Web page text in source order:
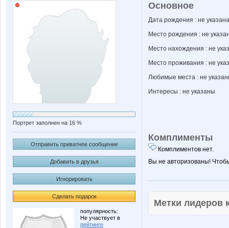
Портрет заполнен на 16 %
Отправить приватное сообщение
Добавить в друзья
Игнорировать
Сделать подарок
популярность:
Не участвует в
рейтинге
Основное
Дата рождения : не указана
Место рождения : не
Место нахождения : не
Место проживания : не
Любимые места : не
Интересы : не указаны
Комплименты
Комплиментов нет.
Вы не авторизованы!
Метки